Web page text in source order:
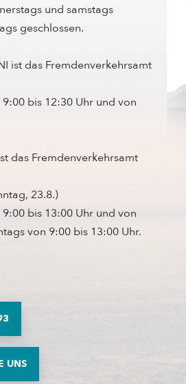
und samstags
geschlossen.
ist das Fremdenverkehrsamt
bis 12:30 Uhr und von
das Fremdenverkehrsamt
23.8.)
bis 13:00 Uhr und von
von 9:00 bis 13:00 Uhr.
UNS